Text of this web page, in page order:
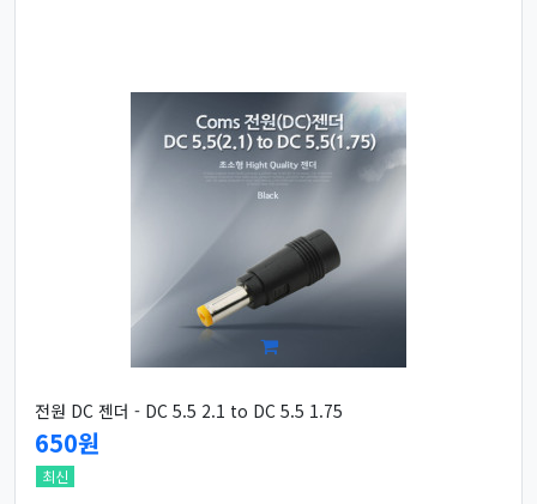
전원 DC 젠더 - DC 5.5 2.1 to DC 5.5 1.75
650원
최신